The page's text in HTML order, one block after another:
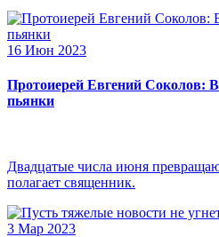
16 Июн 2023
Протоиерей Евгений Соколов:
пьянки
Двадцатые числа июня
полагает священник.
3 Мар 2023